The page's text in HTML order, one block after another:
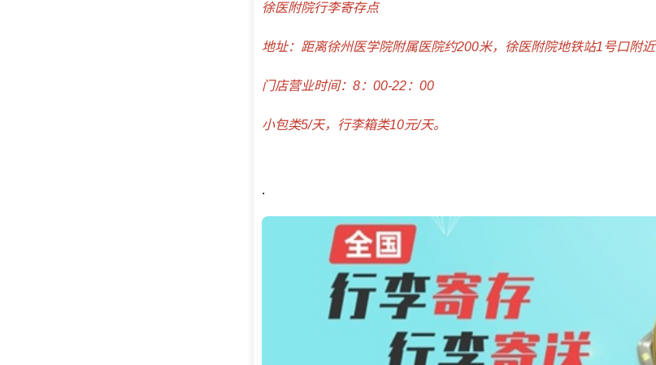
徐医附院行李寄存点
地址：距离徐州医学院附属医院约200米，徐医附院地铁站1号口附近
门店营业时间：8：00-22：00
小包类5/天，行李箱类10元/天。
.